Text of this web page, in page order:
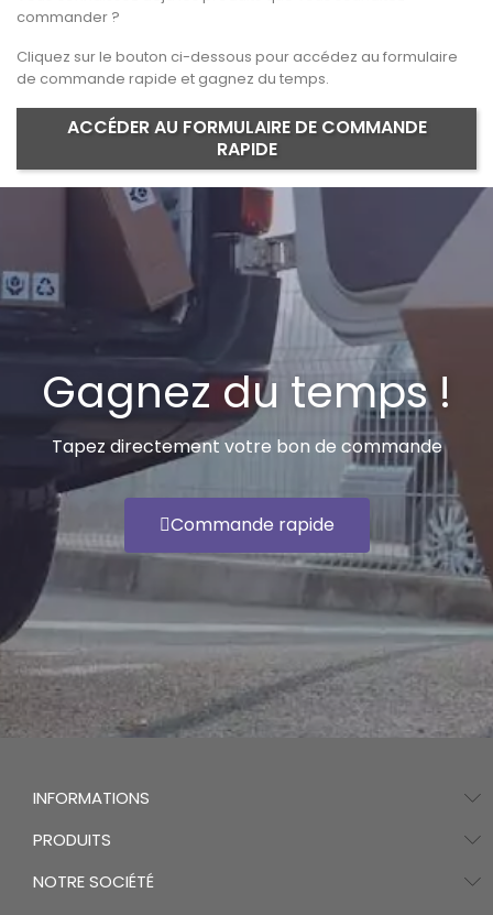
commander ?
Cliquez sur le bouton ci-dessous pour accédez au formulaire
de commande rapide et gagnez du temps.
ACCÉDER AU FORMULAIRE DE COMMANDE
RAPIDE
Gagnez du temps !
Tapez directement votre bon de commande
Commande rapide
INFORMATIONS
PRODUITS
NOTRE SOCIÉTÉ